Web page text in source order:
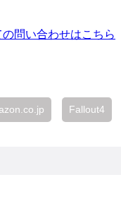
問い合わせはこちら
Fallout4